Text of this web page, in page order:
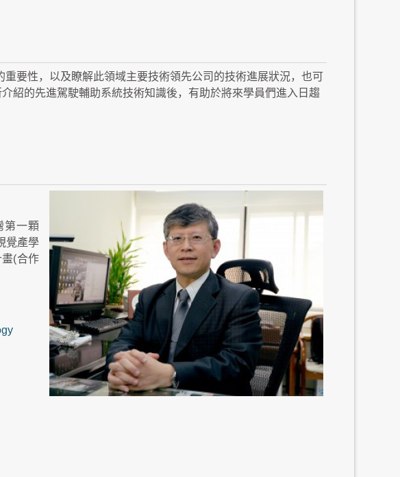
要性，以及瞭解此領域主要技術領先公司的技術進展狀況，也可
紹的先進駕駛輔助系統技術知識後，有助於將來學員們進入日趨
第一顆
覺產學
(合作